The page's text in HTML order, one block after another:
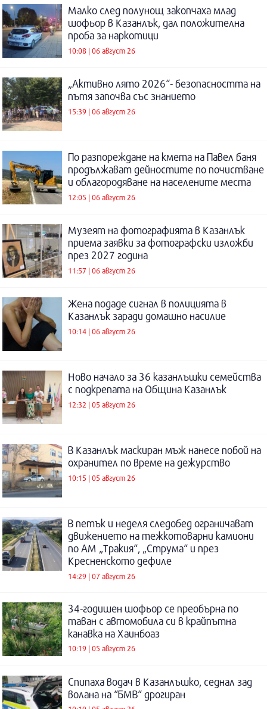
Малко след полунощ закопчаха млад
шофьор в Казанлък, дал положителна
проба за наркотици
10:08 | 06 август 26
„Активно лято 2026“- безопасността на
пътя започва със знанието
15:39 | 06 август 26
По разпореждане на кмета на Павел баня
продължават дейностите по почистване
и облагородяване на населените места
12:05 | 06 август 26
Музеят на фотографията в Казанлък
приема заявки за фотографски изложби
през 2027 година
11:57 | 06 август 26
Жена подаде сигнал в полицията в
Казанлък заради домашно насилие
10:14 | 06 август 26
Ново начало за 36 казанлъшки семейства
с подкрепата на Община Казанлък
12:32 | 05 август 26
В Казанлък маскиран мъж нанесе побой на
охранител по време на дежурство
10:15 | 05 август 26
В петък и неделя следобед ограничават
движението на тежкотоварни камиони
по АМ „Тракия“, „Струма“ и през
Кресненското дефиле
14:29 | 07 август 26
34-годишен шофьор се преобърна по
таван с автомобила си в крайпътна
канавка на Хаинбоаз
10:19 | 05 август 26
Спипаха водач в Казанлъшко, седнал зад
волана на “БМВ“ дрогиран